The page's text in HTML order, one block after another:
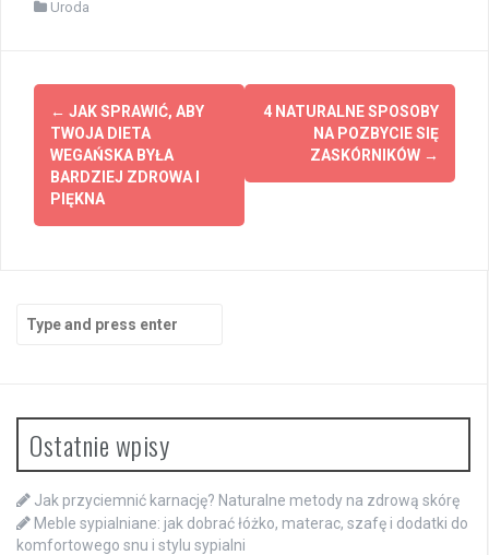
Uroda
Post
navigation
← JAK SPRAWIĆ, ABY
TWOJA DIETA
WEGAŃSKA BYŁA
BARDZIEJ ZDROWA I
PIĘKNA
4 NATURALNE SPOSOBY
NA POZBYCIE SIĘ
ZASKÓRNIKÓW →
for:
Ostatnie wpisy
Jak przyciemnić karnację? Naturalne metody na zdrową skórę
Meble sypialniane: jak dobrać łóżko, materac, szafę i dodatki do
komfortowego snu i stylu sypialni